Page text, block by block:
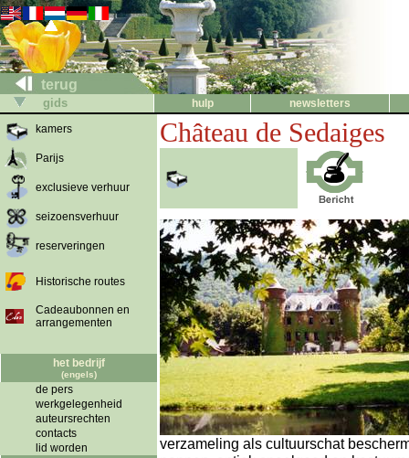
terug
gids hulp
newsletters
kamers
Parijs
exclusieve verhuur
seizoensverhuur
reserveringen
Historische routes
Cadeaubonnen en
arrangementen
het bedrijf
(engels)
de pers
werkgelegenheid
auteursrechten
contacts
lid worden
Château de Sedaiges
verzameling als cultuurschat